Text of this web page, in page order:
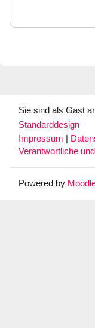
Sie sind als Gast
Standarddesign
Impressum
Verantwortliche
Powered by